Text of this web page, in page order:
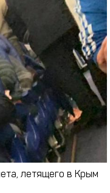
летящего в Крым